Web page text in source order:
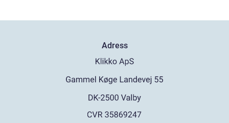
Adress